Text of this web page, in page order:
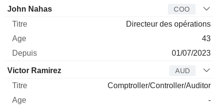
John Nahas COO
Directeur des opérations
43
01/07/2023
Victor Ramirez AUD
Comptroller/Controller/Auditor
-